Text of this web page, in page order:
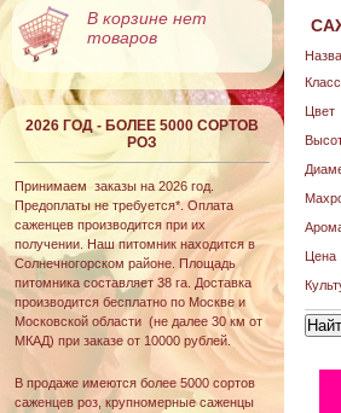
В корзине нет
товаров
2026 ГОД - БОЛЕЕ 5000 СОРТОВ
РОЗ
Принимаем заказы на 2026 год.
Предоплаты не требуется*. Оплата
саженцев производится при их
получении. Наш питомник находится в
Солнечногорском районе. Площадь
питомника составляет 38 га. Доставка
производится бесплатно по Москве и
Московской области (не далее 30 км от
МКАД) при заказе от 10000 рублей.
В продаже имеются более 5000 сортов
саженцев роз, крупномерные саженцы
Цвет
Цена